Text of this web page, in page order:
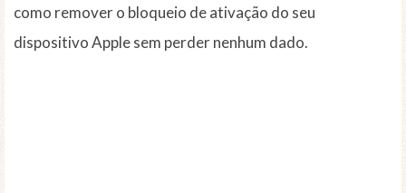
como remover o bloqueio de ativação do seu
dispositivo Apple sem perder nenhum dado.